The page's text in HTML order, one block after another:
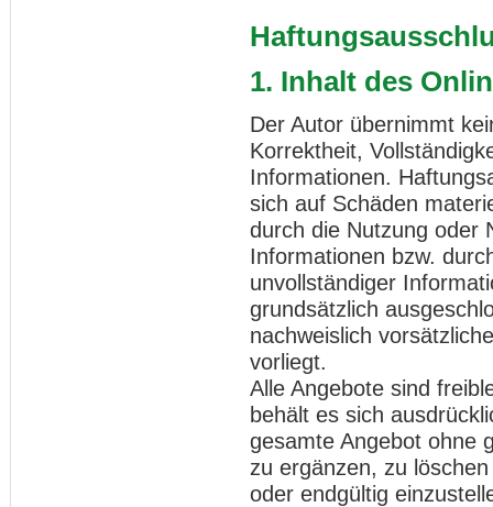
1. Inhalt des
Der Autor übernimmt
Korrektheit,
Informationen.
sich auf Schäden
durch die Nutzung oder
Informationen bzw.
unvollständiger
grundsätzlich
nachweislich
vorliegt.
Alle Angebote sind
behält es sich
gesamte Angebot ohne
zu ergänzen, zu
oder endgültig